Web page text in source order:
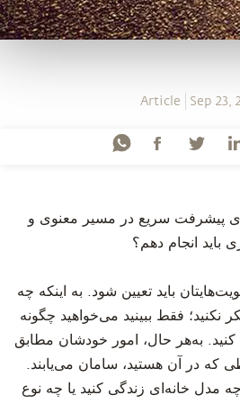
Article Sep 23,
پیشرفت سریع در مسیر معنوی و
انجام دهم؟
باید تعیین شود. به اینکه چه
نکنید؛ فقط ببینید می‌خواهید چگونه
به‌هر حال، امور خودشان مطابق
که در آن هستید، سامان می‌یابند.
مدل خانه‌ای زندگی کنید یا چه نوع